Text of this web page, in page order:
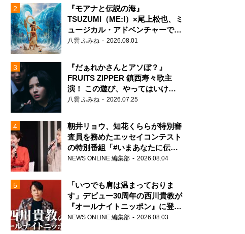
『モアナと伝説の海』
TSUZUMI（ME:I）×尾上松也、ミ
ュージカル・アドベンチャーで美
声を響かせる
八雲 ふみね 2026.08.01
『だぁれかさんとアソぼ？』
FRUITS ZIPPER 鎮西寿々歌主
演！ この遊び、やってはいけま
せん。
八雲 ふみね 2026.07.25
朝井リョウ、知花くららが特別審
査員を務めたエッセイコンテスト
の特別番組「#いまあなたに伝え
たいこと」
NEWS ONLINE 編集部 2026.08.04
「いつでも肩は温まっておりま
す」デビュー30周年の西川貴教が
『オールナイトニッポン』に登
場！
NEWS ONLINE 編集部 2026.08.03